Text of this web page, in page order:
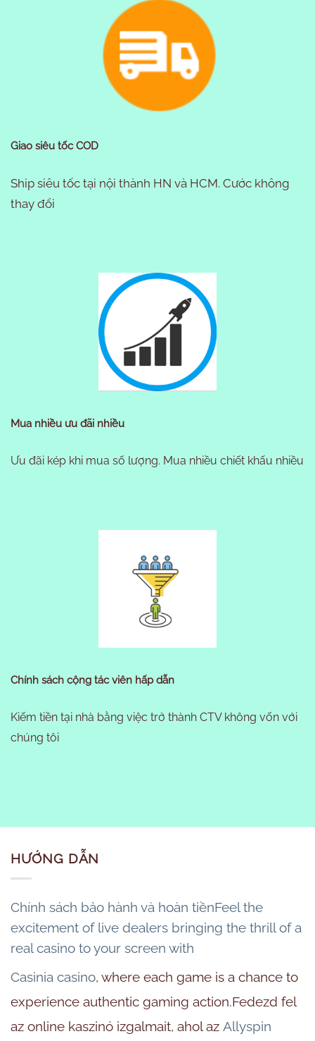
Giao siêu tốc COD
Ship siêu tốc tại nội thành HN và HCM. Cước không
thay đổi
Mua nhiều ưu đãi nhiều
Ưu đãi kép khi mua số lượng. Mua nhiều chiết khấu nhiều
Chính sách cộng tác viên hấp dẫn
Kiếm tiền tại nhà bằng việc trở thành CTV không vốn với
chúng tôi
HƯỚNG DẪN
Chính sách bảo hành và hoàn tiềnFeel the
excitement of live dealers bringing the thrill of a
real casino to your screen with
Casinia casino, where each game is a chance to
experience authentic gaming action.Fedezd fel
az online kaszinó izgalmait, ahol az Allyspin